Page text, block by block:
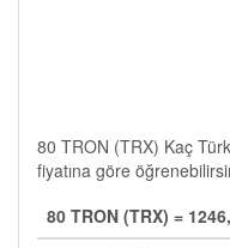
80 TRON (TRX) Kaç
fiyatına göre
80 TRON (TRX) =